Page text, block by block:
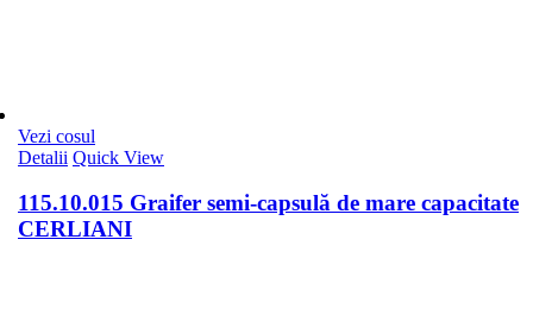
Vezi cosul
Detalii Quick View
115.10.015 Graifer semi-capsulă de mare capacitate
CERLIANI